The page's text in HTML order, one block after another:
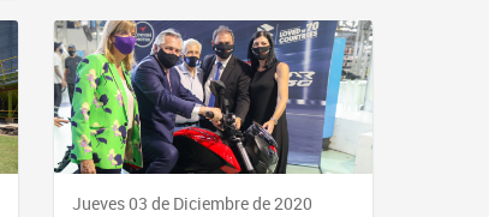
Jueves 03 de Diciembre de 2020